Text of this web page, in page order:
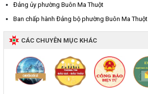
Đảng ủy phường Buôn Ma Thuột
Ban chấp hành Đảng bộ phường Buôn Ma Thuột
CÁC CHUYÊN MỤC KHÁC